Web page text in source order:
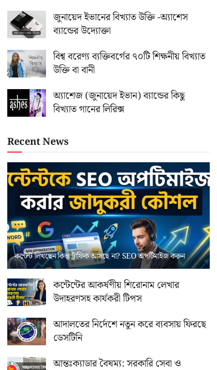
জুনায়েদ ইভানের বিখ্যাত উক্তি -অ্যাশেস
ব্যান্ডের উদ্যোক্তা
বিশ্ব বরেণ্য ব্যক্তিবর্গের ৭০টি শিক্ষনীয় বিখ্যাত
উক্তি বা বানী
অ্যাশেজ (জুনায়েদ ইভান) ব্যান্ডের কিছু
বিখ্যাত গানের লিরিক্স
Recent News
কন্টেন্ট লিখছেন কিন্তু ট্রাফিক আসছে না? ‍SEO অপটিমাইজ করুন
কন্টেন্টের আকর্ষণীয় শিরোনাম লেখার
উদাহরণসহ কার্যকরী টিপস
আদালতের নির্দেশে নতুন করে ব্যবসায় ফিরছে
ডেসটিনি
আন্তঃক্যাডার বৈষম্য: সরকারি সেবা ও